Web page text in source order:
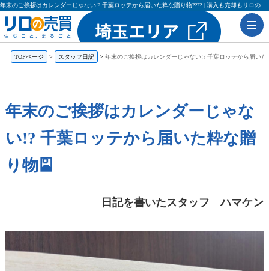
TOPページ スタッフ日記 年末のご挨拶はカレンダーじゃない!? 千葉ロッテから届いた
年末のご挨拶はカレンダーじゃな
い!? 千葉ロッテから届いた粋な贈
り物🎴
日記を書いたスタッフ ハマケン